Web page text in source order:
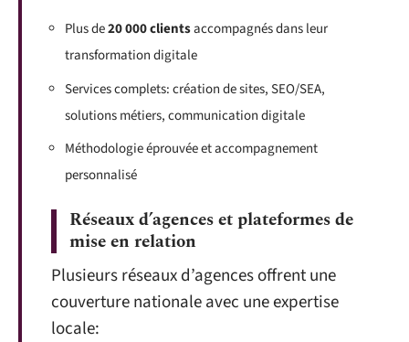
Plus de20 000 clientsaccompagnés dans leur
transformation digitale
Services complets: création de sites, SEO/SEA,
solutions métiers, communication digitale
Méthodologie éprouvée et accompagnement
personnalisé
Réseaux d’agences et plateformes de
mise en relation
Plusieurs réseaux d’agences offrent une
couverture nationale avec une expertise
locale: